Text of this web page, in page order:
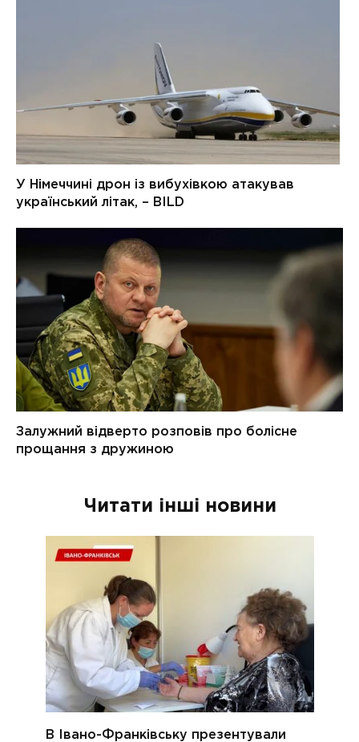
Читати інші новини
В Івано-Франківську презентували